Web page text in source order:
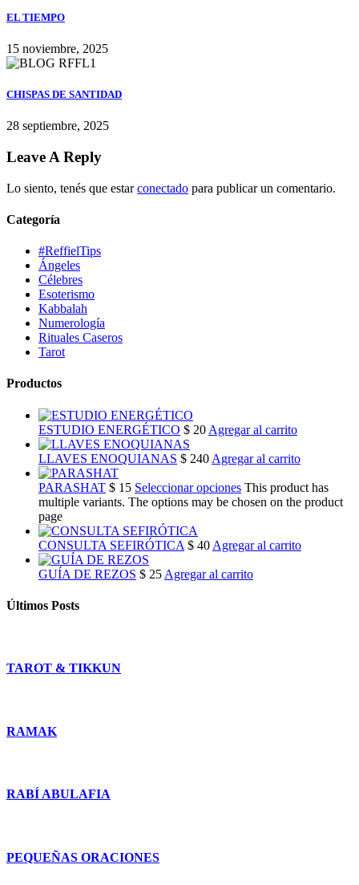
EL TIEMPO
15 noviembre, 2025
CHISPAS DE SANTIDAD
28 septiembre, 2025
Leave A Reply
Lo siento, tenés que estarconectado para publicar un comentario.
Categoría
#ReffielTips
Ángeles
Célebres
Esoterismo
Kabbalah
Numerología
Rituales Caseros
Tarot
Productos
ESTUDIO ENERGÉTICO $ 20 Agregar al carrito
LLAVES ENOQUIANAS $ 240 Agregar al carrito
PARASHAT $ 15 Seleccionar opciones This product has
multiple variants. The options may be chosen on the product
page
CONSULTA SEFIRÓTICA $ 40 Agregar al carrito
GUÍA DE REZOS $ 25 Agregar al carrito
Últimos Posts
TAROT & TIKKUN
RAMAK
RABÍ ABULAFIA
PEQUEÑAS ORACIONES